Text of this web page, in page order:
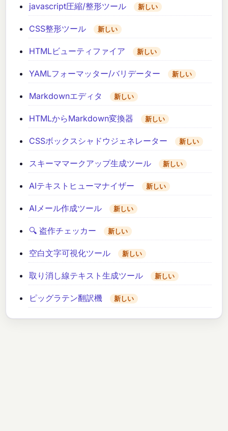
javascript圧縮/整形ツール 新しい
CSS整形ツール 新しい
HTMLビューティファイア 新しい
YAMLフォーマッター/バリデーター 新しい
Markdownエディタ 新しい
HTMLからMarkdown変換器 新しい
CSSボックスシャドウジェネレーター 新しい
スキーママークアップ生成ツール 新しい
AIテキストヒューマナイザー 新しい
AIメール作成ツール 新しい
🔍 盗作チェッカー 新しい
空白文字可視化ツール 新しい
取り消し線テキスト生成ツール 新しい
ピッグラテン翻訳機 新しい